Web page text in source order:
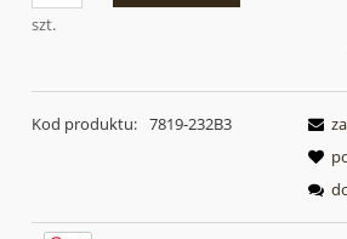
szt.
Kod produktu: 7819-232B3